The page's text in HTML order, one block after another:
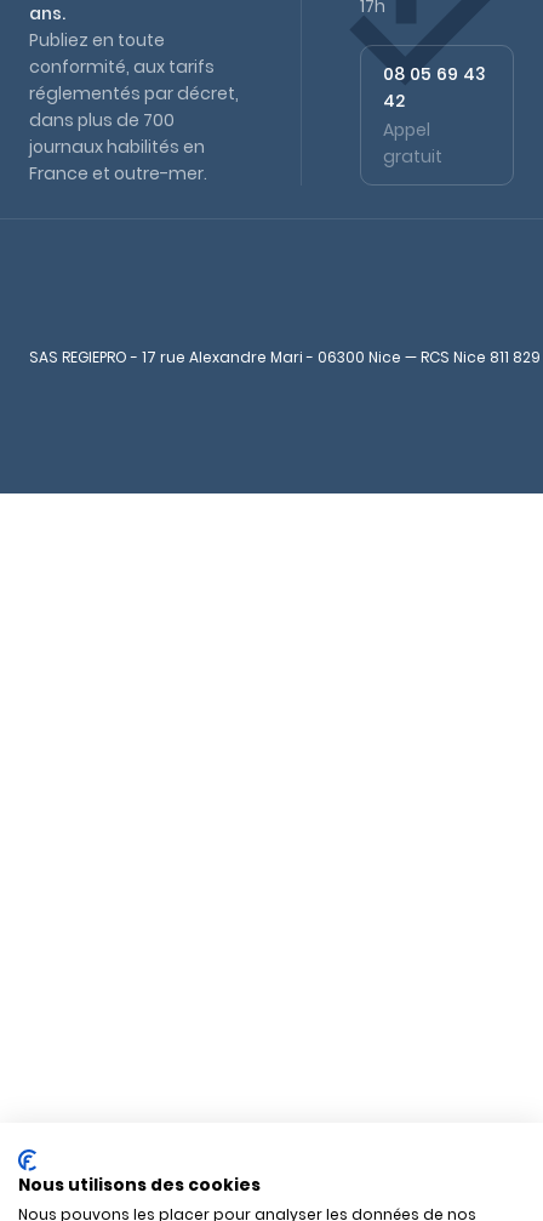
ans.
Publiez en toute
conformité, aux tarifs
réglementés par décret,
dans plus de 700
journaux habilités en
France et outre-mer.
17h
08 05 69 43
42
Appel
gratuit
SAS REGIEPRO - 17 rue Alexandre Mari - 06300 Nice — RCS Nice 811
Nous utilisons des cookies
Nous pouvons les placer pour analyser les données de nos